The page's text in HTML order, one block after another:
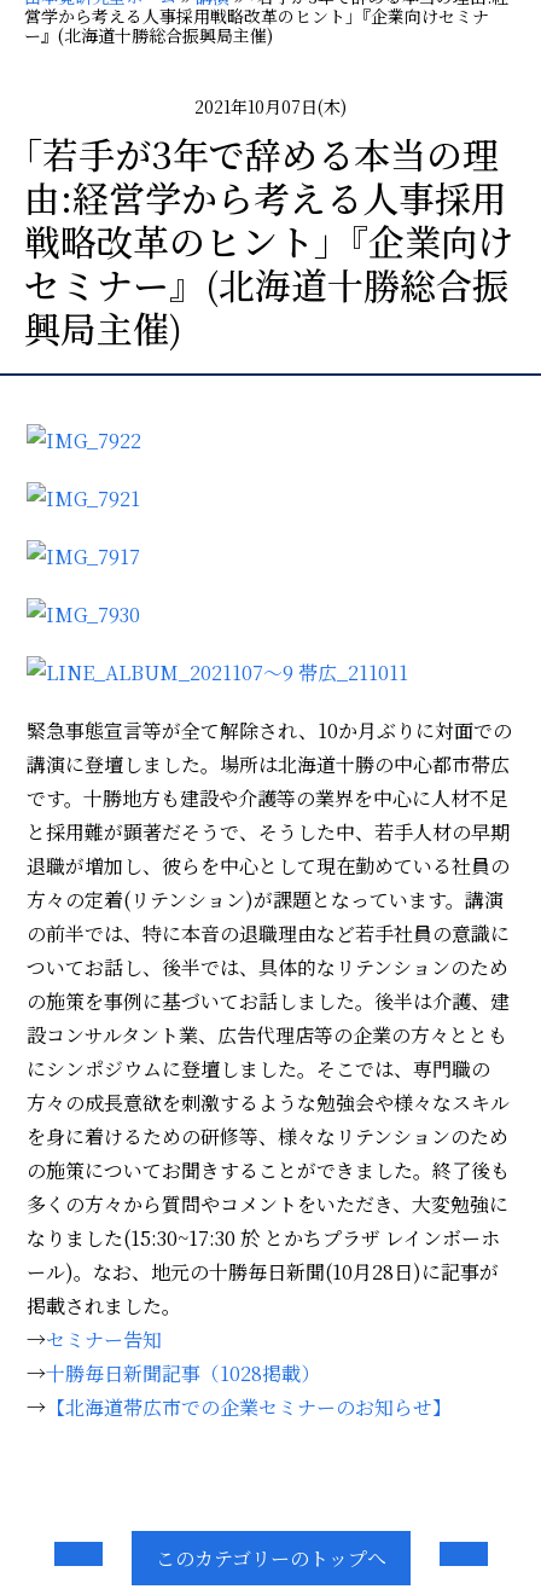
営学から考える⼈事採⽤戦略改⾰のヒント｣『企業向けセミナ
ー』(北海道十勝総合振興局主催)
2021年10月07日(木)
｢若⼿が3年で辞める本当の理
由:経営学から考える⼈事採⽤
戦略改⾰のヒント｣『企業向け
セミナー』(北海道十勝総合振
興局主催)
緊急事態宣言等が全て解除され、10か月ぶりに対面での
講演に登壇しました。場所は北海道十勝の中心都市帯広
です。十勝地方も建設や介護等の業界を中心に人材不足
と採用難が顕著だそうで、そうした中、若手人材の早期
退職が増加し、彼らを中心として現在勤めている社員の
方々の定着(リテンション)が課題となっています。講演
の前半では、特に本音の退職理由など若手社員の意識に
ついてお話し、後半では、具体的なリテンションのため
の施策を事例に基づいてお話しました。後半は介護、建
設コンサルタント業、広告代理店等の企業の方々ととも
にシンポジウムに登壇しました。そこでは、専門職の
方々の成長意欲を刺激するような勉強会や様々なスキル
を身に着けるための研修等、様々なリテンションのため
の施策についてお聞きすることができました。終了後も
多くの方々から質問やコメントをいただき、大変勉強に
なりました(15:30~17:30 於 とかちプラザ レインボーホ
ール)。なお、地元の十勝毎日新聞(10月28日)に記事が
掲載されました。
→セミナー告知
→十勝毎日新聞記事（1028掲載）
→ 【北海道帯広市での企業セミナーのお知らせ】
このカテゴリーのトップへ